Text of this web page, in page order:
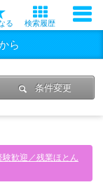
る 検索履歴
ら
条件変更
歓迎／残業ほとん